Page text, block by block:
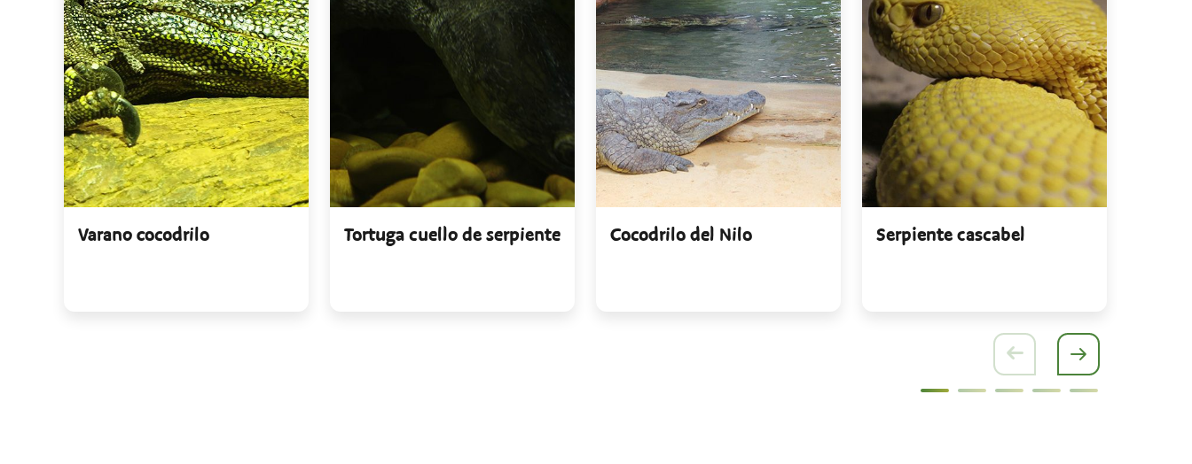
Varano cocodrilo Tortuga cuello de serpiente Cocodrilo del Nilo Serpiente cascabel